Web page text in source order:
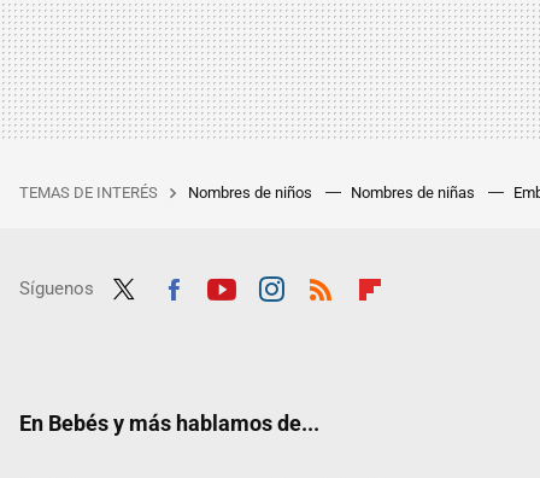
TEMAS DE INTERÉS Nombres de niños Nombres de niñas
Síguenos
En Bebés y más hablamos de...